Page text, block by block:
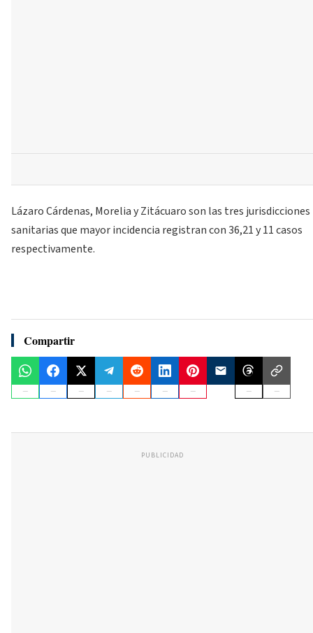
Lázaro Cárdenas, Morelia y Zitácuaro son las tres jurisdicciones
sanitarias que mayor incidencia registran con 36,21 y 11 casos
respectivamente.
Compartir
PUBLICIDAD